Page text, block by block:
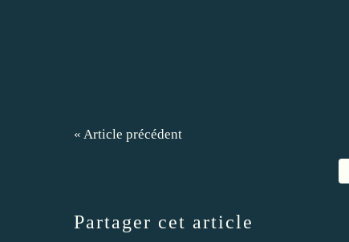
« Article précédent
Partager cet article